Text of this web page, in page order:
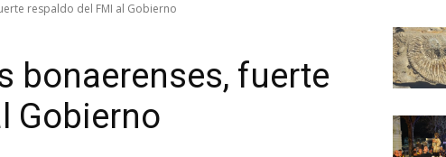
Confluencia
respaldo del FMI al Gobierno
bonaerenses, fuerte
Gobierno